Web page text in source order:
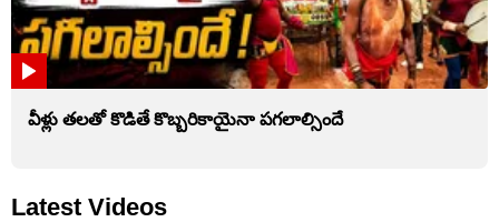
వీళ్లు తలతో కొడితే కొబ్బరికాయైనా పగలాల్సిందే
Latest Videos